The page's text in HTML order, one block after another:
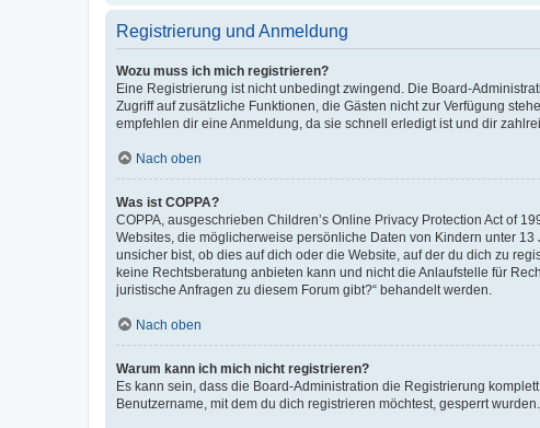
Registrierung und Anmeldung
Wozu muss ich mich registrieren?
Eine Registrierung ist nicht unbedingt zwingend. Die Board-
Zugriff auf zusätzliche Funktionen, die Gästen nicht zur Verfügung
empfehlen dir eine Anmeldung, da sie schnell erledigt ist und dir
Nach oben
Was ist COPPA?
COPPA, ausgeschrieben Children’s Online Privacy Protection Act of
Websites, die möglicherweise persönliche Daten von Kindern unter
unsicher bist, ob dies auf dich oder die Website, auf der du dich zu
keine Rechtsberatung anbieten kann und nicht die Anlaufstelle für
juristische Anfragen zu diesem Forum gibt?“ behandelt werden.
Nach oben
Warum kann ich mich nicht registrieren?
Es kann sein, dass die Board-Administration die Registrierung
Benutzername, mit dem du dich registrieren möchtest, gesperrt